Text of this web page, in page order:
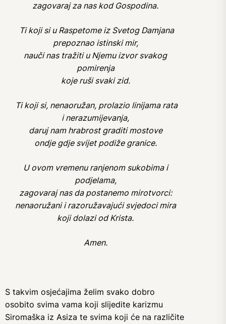
zagovaraj za nas kod Gospodina.
Ti koji si u Raspetome iz Svetog Damjana
prepoznao istinski mir,
nauči nas tražiti u Njemu izvor svakog
pomirenja
koje ruši svaki zid.
Ti koji si, nenaoružan, prolazio linijama rata
i nerazumijevanja,
daruj nam hrabrost graditi mostove
ondje gdje svijet podiže granice.
U ovom vremenu ranjenom sukobima i
podjelama,
zagovaraj nas da postanemo mirotvorci:
nenaoružani i razoružavajući svjedoci mira
koji dolazi od Krista.
Amen.
S takvim osjećajima želim svako dobro
osobito svima vama koji slijedite karizmu
Siromaška iz Asiza te svima koji će na različite